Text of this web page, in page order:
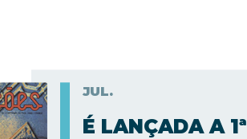
JUL.
É LANÇADA A 1ª